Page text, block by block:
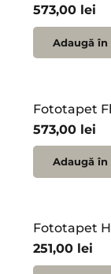
573,00 lei
Adaugă în
Fototapet
573,00 lei
Adaugă în
Fototapet
251,00 lei